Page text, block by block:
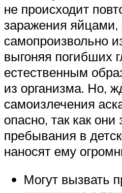
не происходит
заражения яйцами,
самопроизвольно
выгоняя погибших
естественным
из организма. Но,
самоизлечения
опасно, так как они
пребывания в
наносят ему
Могут вызвать